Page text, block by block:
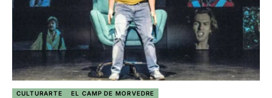
CULTURARTE EL CAMP DE MORVEDRE